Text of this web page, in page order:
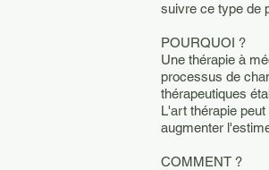
suivre ce type de
POURQUOI ?
Une thérapie à
processus de
thérapeutiques
L'art thérapie
augmenter
COMMENT ?